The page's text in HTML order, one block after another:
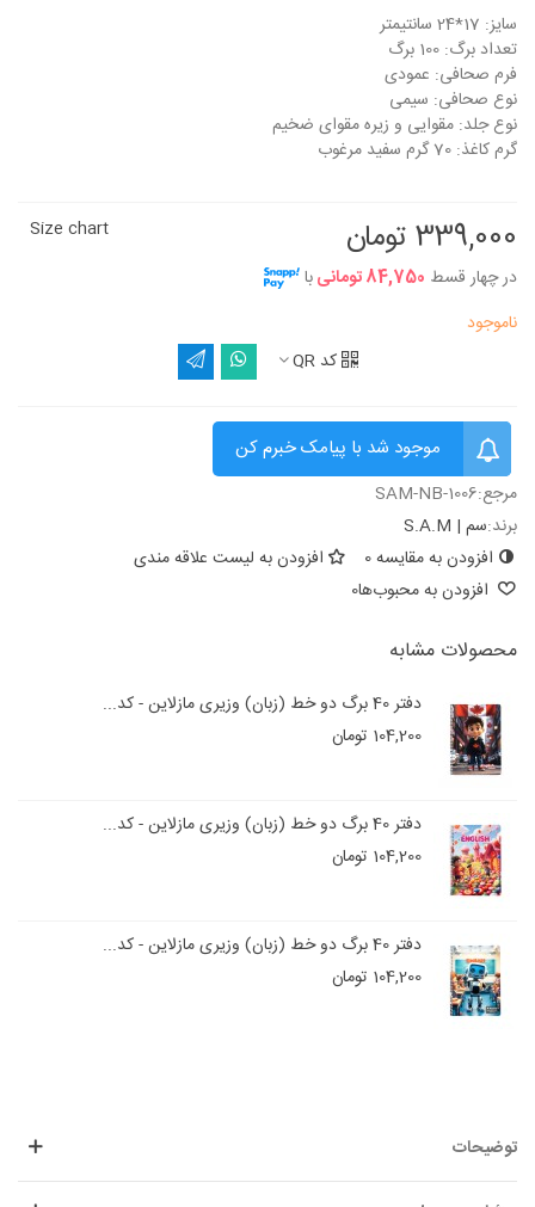
سایز: 17*24 سانتیمتر
تعداد برگ: 100 برگ
فرم صحافی: عمودی
نوع صحافی: سیمی
نوع جلد: مقوایی و زیره مقوای ضخیم
گرم کاغذ: 70 گرم سفید مرغوب
339,000 تومان
در چهار قسط 84,750 تومانی با
Size chart
ناموجود
کد QR
موجود شد با پیامک خبرم کن
مرجع:SAM-NB-1006
برند:سم | S.A.M
افزودن به مقایسه0
افزودن به لیست علاقه مندی
افزودن به محبوب‌ها0
محصولات مشابه
دفتر 40 برگ دو خط (زبان) وزیری مازلاین - کد...
104,200 تومان
دفتر 40 برگ دو خط (زبان) وزیری مازلاین - کد...
104,200 تومان
دفتر 40 برگ دو خط (زبان) وزیری مازلاین - کد...
104,200 تومان
توضیحات